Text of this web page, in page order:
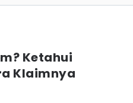
Ketahui
Klaimnya